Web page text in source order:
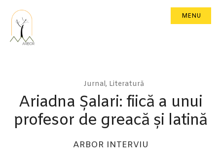
MENU
Jurnal, Literatură
Ariadna Șalari: fiică a unui
profesor de greacă și latină
ARBOR INTERVIU